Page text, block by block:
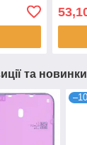
та новинки